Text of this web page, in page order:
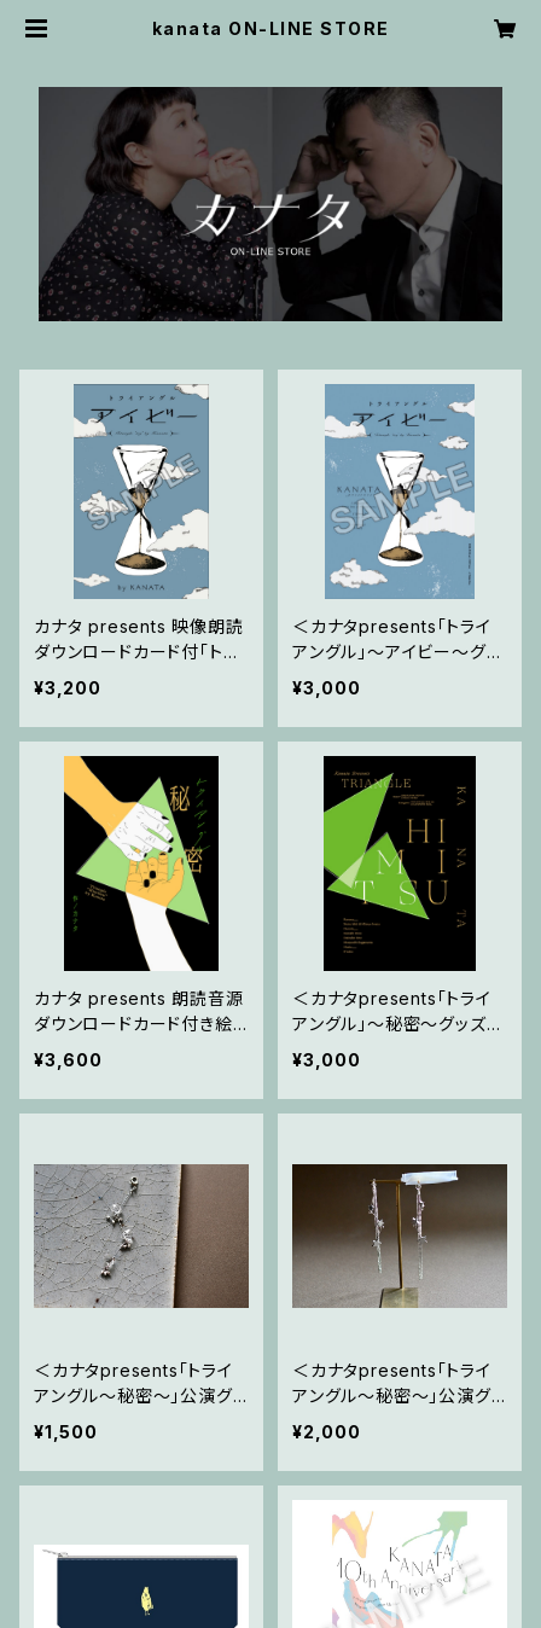
kanata ON-LINE STORE
カナタ presents 映像朗読
ダウンロードカード付「トラ
¥3,200
＜カナタpresents「トライ
アングル」〜アイビー〜グッ
ズ＞パンフレット
¥3,000
カナタ presents 朗読音源
ダウンロードカード付き絵
本「トライアングル ～秘密
～」
¥3,600
＜カナタpresents「トライ
アングル」〜秘密〜グッズ＞
パンフレット
¥3,000
＜カナタpresents「トライ
アングル〜秘密〜」公演グッ
ズ＞カナタ × a little some
thingコラボ商品 マスクチ
ャーム
¥1,500
＜カナタpresents「トライ
アングル〜秘密〜」公演グッ
ズ＞カナタ × a little some
thingコラボ商品 イヤリング
＆ピアス
¥2,000